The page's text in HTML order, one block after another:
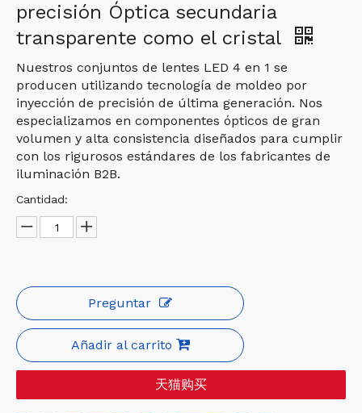
precisión Óptica secundaria
transparente como el cristal
Nuestros conjuntos de lentes LED 4 en 1 se
producen utilizando tecnología de moldeo por
inyección de precisión de última generación. Nos
especializamos en componentes ópticos de gran
volumen y alta consistencia diseñados para cumplir
con los rigurosos estándares de los fabricantes de
iluminación B2B.
Cantidad:
Preguntar
Añadir al carrito
天猫购买